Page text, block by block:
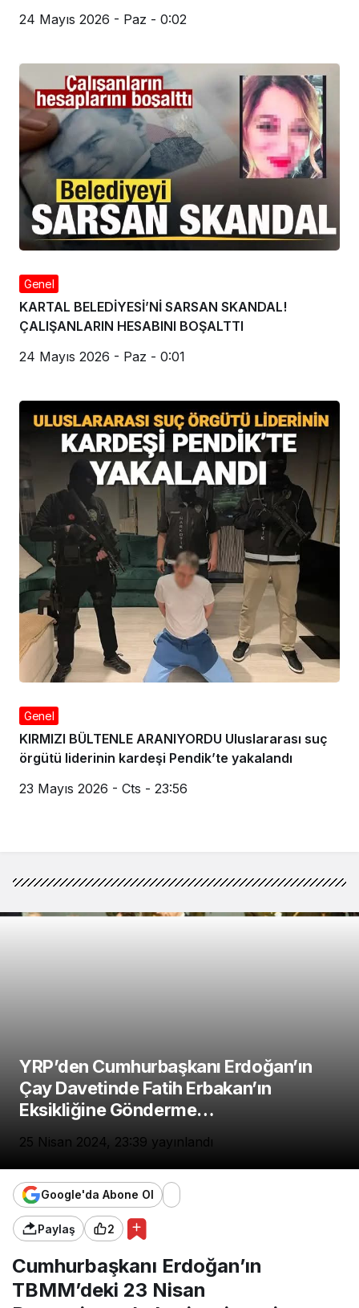
24 Mayıs 2026 - Paz - 0:02
Genel
KARTAL BELEDİYESİ’Nİ SARSAN SKANDAL!
ÇALIŞANLARIN HESABINI BOŞALTTI
24 Mayıs 2026 - Paz - 0:01
Genel
KIRMIZI BÜLTENLE ARANIYORDU Uluslararası suç
örgütü liderinin kardeşi Pendik’te yakalandı
23 Mayıs 2026 - Cts - 23:56
YRP’den Cumhurbaşkanı Erdoğan’ın
Çay Davetinde Fatih Erbakan’ın
Eksikliğine Gönderme…
25 Nisan 2024, 23:39 yayınlandı
Google'da Abone Ol
Paylaş 2
Cumhurbaşkanı Erdoğan’ın
TBMM’deki 23 Nisan